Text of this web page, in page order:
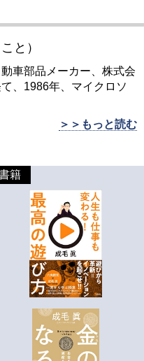
と）
車部品メーカー、株式会
、1986年、マイクロソ
＞＞もっと読む
籍